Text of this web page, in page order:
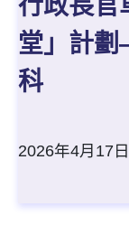
行政長官
堂」計
科
2026年4月17日